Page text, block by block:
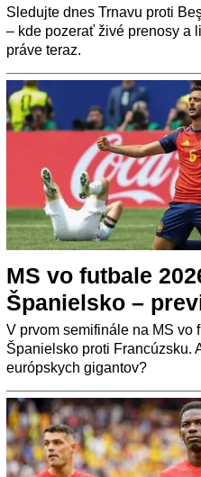
Sledujte dnes Trnavu proti
– kde pozerať živé prenosy a
práve teraz.
MS vo futbale
Španielsko –
V prvom semifinále na MS vo
Španielsko proti Francúzsku.
európskych gigantov?